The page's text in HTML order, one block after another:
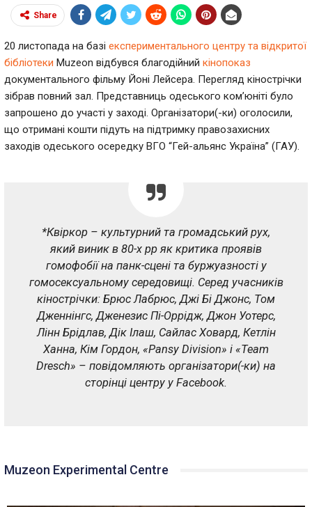
Share
20 листопада на базі експериментального центру та відкритої
бібліотеки Muzeon відбувся благодійний кінопоказ
документального фільму Йоні Лейсера. Перегляд кінострічки
зібрав повний зал. Представниць одеського ком’юніті було
запрошено до участі у заході. Організатори(-ки) оголосили,
що отримані кошти підуть на підтримку правозахисних
заходів одеського осередку ВГО “Гей-альянс Україна” (ГАУ).
*Квіркор – культурний та громадський рух,
який виник в 80-х рр як критика проявів
гомофобії на панк-сцені та буржуазності у
гомосексуальному середовищі. Серед учасників
кінострічки: Брюс Лабрюс, Джі Бі Джонс, Том
Дженнінгс, Дженезис Пі-Оррідж, Джон Уотерс,
Лінн Брідлав, Дік Ілаш, Сайлас Ховард, Кетлін
Ханна, Кім Гордон, «Pansy Division» і «Team
Dresch» – повідомляють організатори(-ки) на
сторінці центру у Facebook.
Muzeon Experimental Centre